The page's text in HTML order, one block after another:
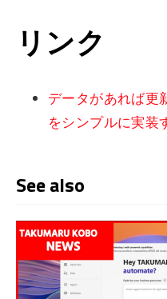
リンク
データがあれば更
をシンプルに実装
See also